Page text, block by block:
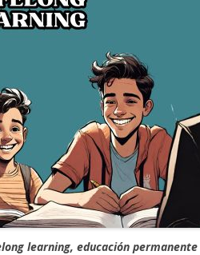
learning, educación